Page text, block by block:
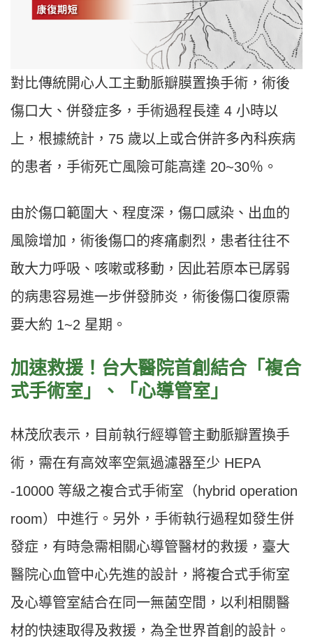
對比傳統開心人工主動脈瓣膜置換手術，術後
傷口大、併發症多，手術過程長達 4 小時以
上，根據統計，75 歲以上或合併許多內科疾病
的患者，手術死亡風險可能高達 20~30％。
由於傷口範圍大、程度深，傷口感染、出血的
風險增加，術後傷口的疼痛劇烈，患者往往不
敢大力呼吸、咳嗽或移動，因此若原本已孱弱
的病患容易進一步併發肺炎，術後傷口復原需
要大約 1~2 星期。
加速救援！台大醫院首創結合「複合
式手術室」、「心導管室」
林茂欣表示，目前執行經導管主動脈瓣置換手
術，需在有高效率空氣過濾器至少 HEPA
-10000 等級之複合式手術室（hybrid operation
room）中進行。另外，手術執行過程如發生併
發症，有時急需相關心導管醫材的救援，臺大
醫院心血管中心先進的設計，將複合式手術室
及心導管室結合在同一無菌空間，以利相關醫
材的快速取得及救援，為全世界首創的設計。